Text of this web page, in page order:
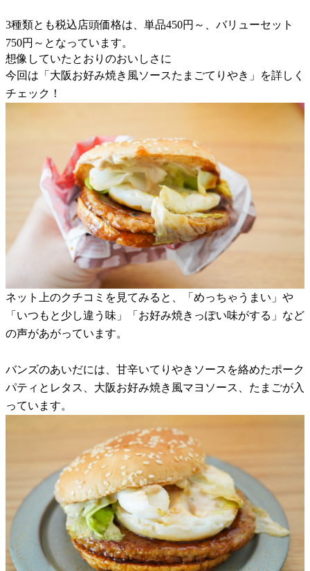
3種類とも税込店頭価格は、単品450円～、バリューセット
750円～となっています。
想像していたとおりのおいしさに
今回は「大阪お好み焼き風ソースたまごてりやき」を詳しく
チェック！
ネット上のクチコミを見てみると、「めっちゃうまい」や
「いつもと少し違う味」「お好み焼きっぽい味がする」など
の声があがっています。
バンズのあいだには、甘辛いてりやきソースを絡めたポーク
パティとレタス、大阪お好み焼き風マヨソース、たまごが入
っています。